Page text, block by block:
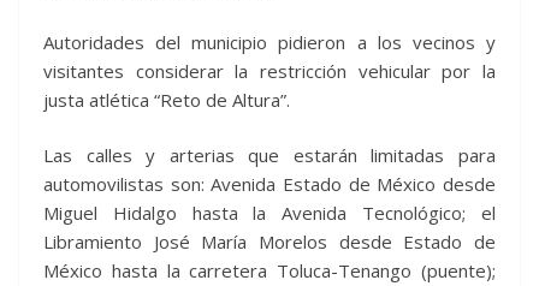
Autoridades del municipio pidieron a los vecinos y
visitantes considerar la restricción vehicular por la
justa atlética “Reto de Altura”.
Las calles y arterias que estarán limitadas para
automovilistas son: Avenida Estado de México desde
Miguel Hidalgo hasta la Avenida Tecnológico; el
Libramiento José María Morelos desde Estado de
México hasta la carretera Toluca-Tenango (puente);